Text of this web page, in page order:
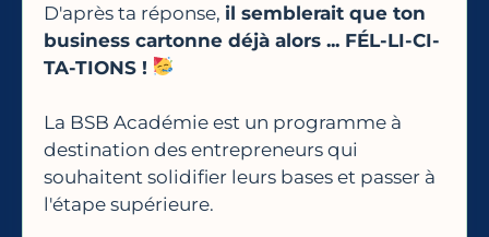
D'après ta réponse, il semblerait que ton
business cartonne déjà alors ... FÉL-LI-CI-
TA-TIONS !
La BSB Académie est un programme à
destination des entrepreneurs qui
souhaitent solidifier leurs bases et passer à
l'étape supérieure.